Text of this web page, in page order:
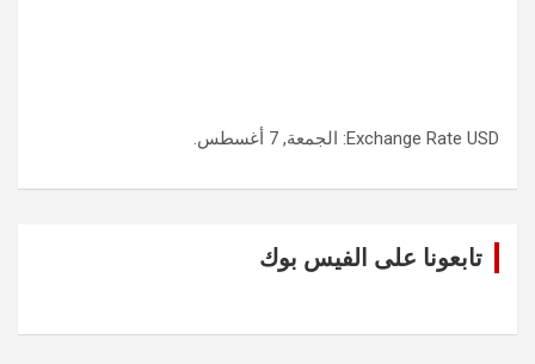
Exchange Rate USD : الجمعة, 7 أغسطس.
تابعونا على الفيس بوك